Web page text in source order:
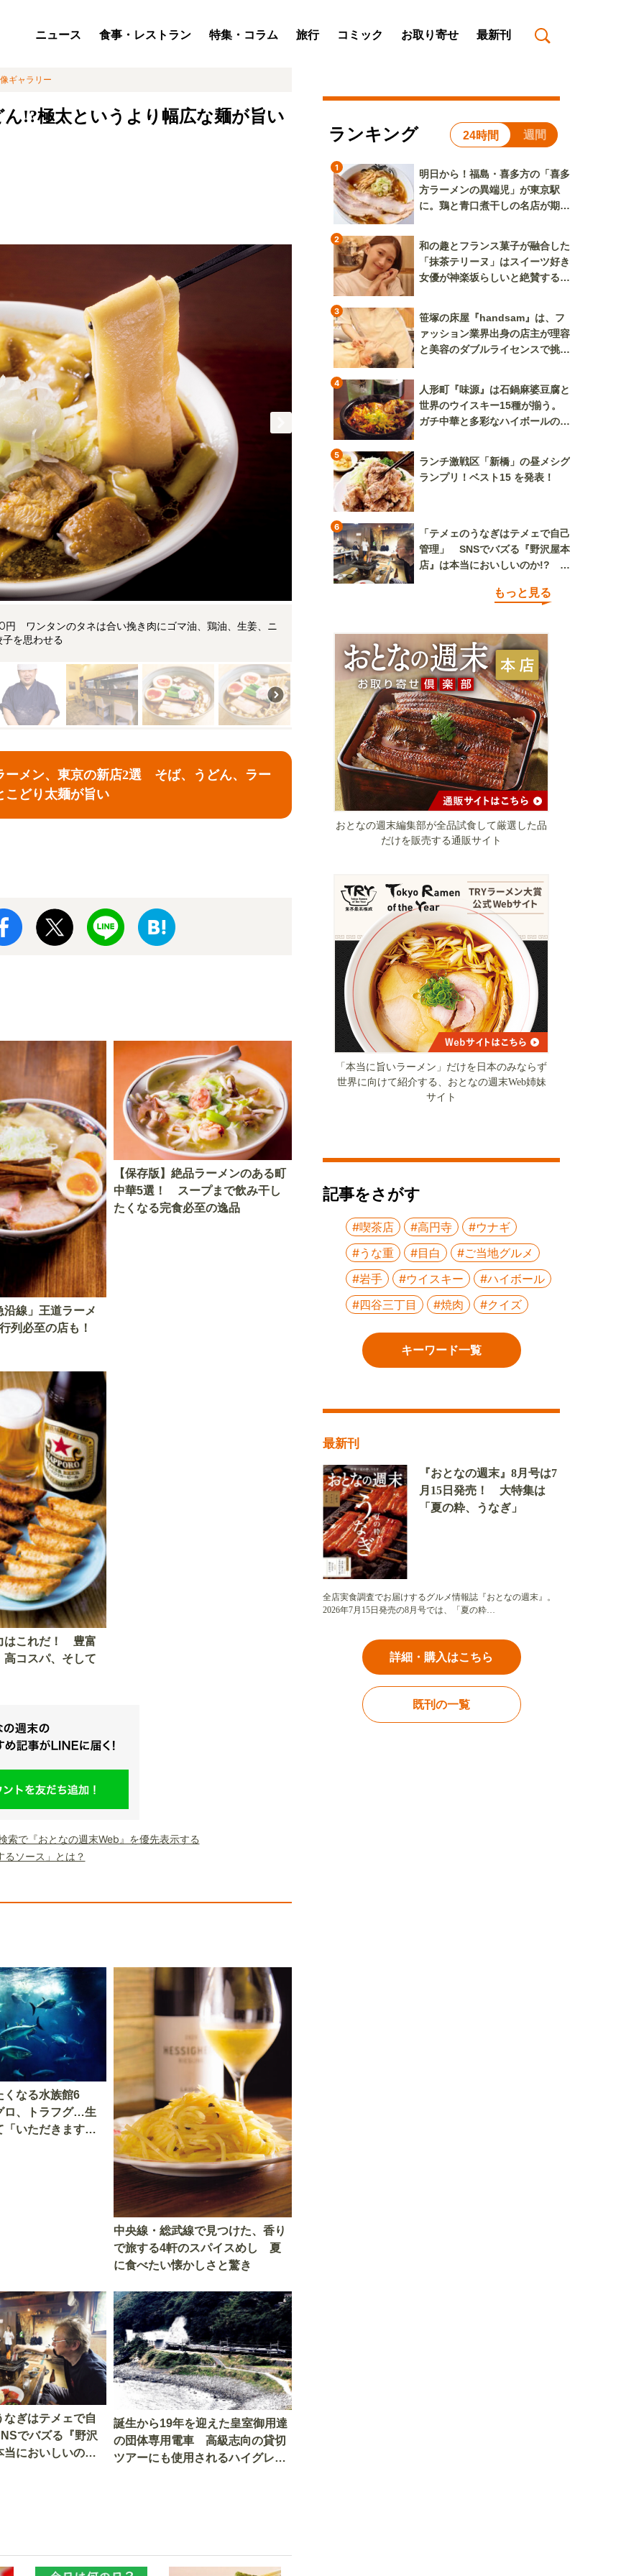
ニュース 食事・レストラン 特集・コラム 旅行 コミック お取り寄せ 最新刊
ギャラリー
!?極太というより幅広な麺が旨い
ワンタンのタネは合い挽き肉にゴマ油、鶏油、生姜、ニ
を思わせる
ーメン、東京の新店2選 そば、うどん、ラー
こどり太麺が旨い
沿線」王道ラーメ
列必至の店も！
【保存版】絶品ラーメンのある町
中華5選！ スープまで飲み干し
たくなる完食必至の逸品
はこれだ！ 豊富
高コスパ、そして
索で『おとなの週末Web』を優先表示する
るソース」とは？
くなる水族館6
、トラフグ…生
「いただきます」
中央線・総武線で見つけた、香り
で旅する4軒のスパイスめし 夏
に食べたい懐かしさと驚き
なぎはテメェで自
でバズる『野沢
当においしいの
誕生から19年を迎えた皇室御用達
の団体専用電車 高級志向の貸切
ツアーにも使用されるハイグレー
ランキング 24時間 週間
1
明日から！福島・喜多方の「喜多
方ラーメンの異端児」が東京駅
に。鶏と青口煮干しの名店が期間
2
和の趣とフランス菓子が融合した
「抹茶テリーヌ」はスイーツ好き
女優が神楽坂らしいと絶賛する逸
3
笹塚の床屋『handsam』は、フ
ァッション業界出身の店主が理容
と美容のダブルライセンスで挑む
4
人形町『味源』は石鍋麻婆豆腐と
世界のウイスキー15種が揃う。
ガチ中華と多彩なハイボールの組
5
ランチ激戦区「新橋」の昼メシグ
ランプリ！ベスト15 を発表！
6
「テメェのうなぎはテメェで自己
管理」 SNSでバズる『野沢屋本
店』は本当においしいのか!? い
もっと見る
おとなの週末編集部が全品試食して厳選した品
だけを販売する通販サイト
「本当に旨いラーメン」だけを日本のみならず
世界に向けて紹介する、おとなの週末Web姉妹
サイト
記事をさがす
#喫茶店 #高円寺
#ウナギ
#うな重
#目白
#ご当地グルメ
#岩手
#ウイスキー
#ハイボール
#四谷三丁目
#焼肉 #クイズ
キーワード一覧
最新刊
『おとなの週末』8月号は7
月15日発売！ 大特集は
「夏の粋、うなぎ」
全店実食調査でお届けするグルメ情報誌『おとなの週末』。
2026年7月15日発売の8月号では、「夏の粋…
詳細・購入はこちら
既刊の一覧